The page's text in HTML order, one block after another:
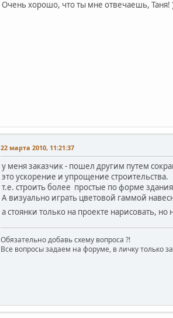
Очень хорошо, что ты мне отвечаешь, Таня!
22 марта 2010, 11:21:37
у меня заказчик - пошел другим путем
это ускорение и упрощение строительства.
т.е. строить более простые по форме
А визуально играть цветовой гаммой
а стоянки только на проекте нарисовать, но
Обязательно добавь схему вопроса ?!
Все вопросы задаем на форуме, в личку только